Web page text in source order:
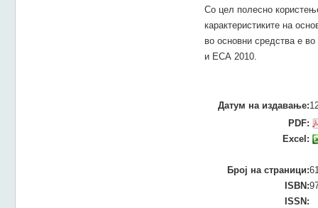
Со цел полесно
карактеристиките на
во основни средства е
и ЕСА 2010.
Датум на издавање:
PDF:
Excel:
Број на страници:
ISBN:
ISSN: